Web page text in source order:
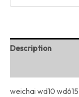
Description
weichai wd10